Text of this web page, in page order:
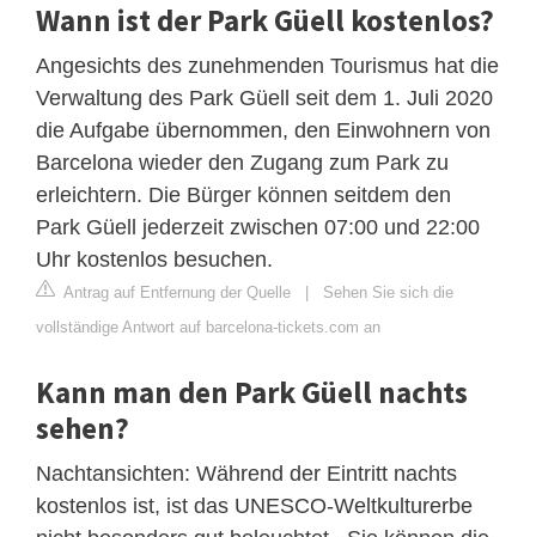
Wann ist der Park Güell kostenlos?
Angesichts des zunehmenden Tourismus hat die
Verwaltung des Park Güell seit dem 1. Juli 2020
die Aufgabe übernommen, den Einwohnern von
Barcelona wieder den Zugang zum Park zu
erleichtern. Die Bürger können seitdem den
Park Güell jederzeit zwischen 07:00 und 22:00
Uhr kostenlos besuchen.
Antrag auf Entfernung der Quelle
Sehen Sie sich die
vollständige Antwort auf barcelona-tickets.com an
Kann man den Park Güell nachts
sehen?
Nachtansichten: Während der Eintritt nachts
kostenlos ist, ist das UNESCO-Weltkulturerbe